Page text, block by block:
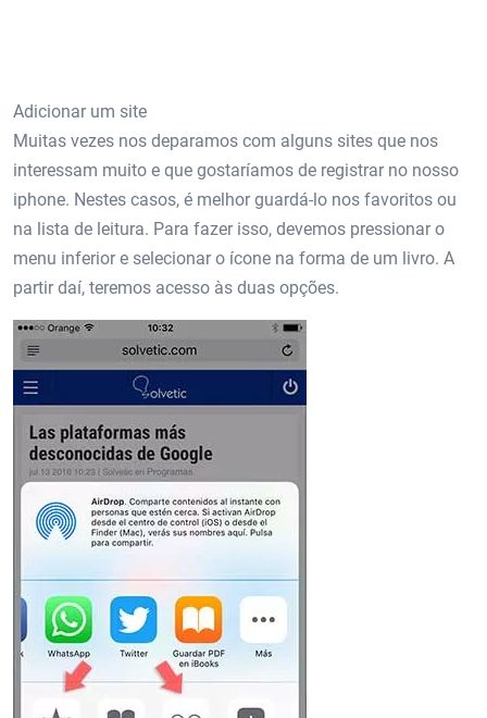
Adicionar um site
Muitas vezes nos deparamos com alguns sites que nos
interessam muito e que gostaríamos de registrar no nosso
iphone. Nestes casos, é melhor guardá-lo nos favoritos ou
na lista de leitura. Para fazer isso, devemos pressionar o
menu inferior e selecionar o ícone na forma de um livro. A
partir daí, teremos acesso às duas opções.